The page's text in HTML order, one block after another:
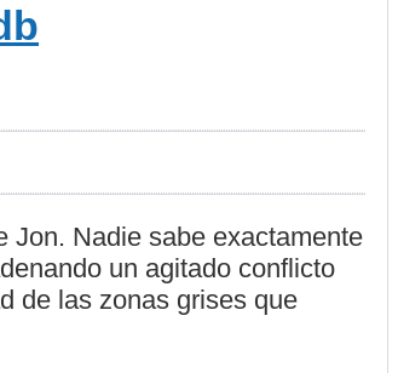
Jon. Nadie sabe exactamente
un agitado conflicto
de las zonas grises que